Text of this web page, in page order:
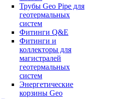
Трубы Geo Pipe для
геотермальных
систем
Фитинги Q&E
Фитинги и
коллекторы для
магистралей
геотермальных
систем
Энергетические
корзины Geo